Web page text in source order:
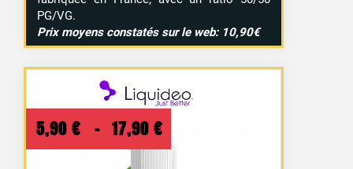
PG/VG.
Prix moyens constatés sur le web: 10,90€
5,90 € – 17,90 €
de